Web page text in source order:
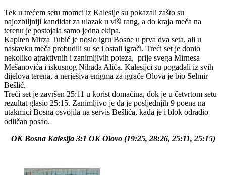
Tek u trećem setu momci iz Kalesije su pokazali zašto su
najozbiljniji kandidat za ulazak u viši rang, a do kraja meča na
terenu je postojala samo jedna ekipa.
Kapiten Mirza Tubić je nosio igru Bosne u prva dva seta, ali u
nastavku meča probudili su se i ostali igrači. Treći set je donio
nekoliko atraktivnih i zanimljivih poteza, prije svega Mirnesa
Mešanovića i iskusnog Nihada Alića. Kalesijci su pogađali iz svih
dijelova terena, a nerješiva enigma za igrače Olova je bio Selmir
Bešlić.
Treći set je završen 25:11 u korist domaćina, dok je u četvrtom setu
rezultat glasio 25:15. Zanimljivo je da je posljednjih 9 poena na
utakmici Bosna osvojila na servis Bešlića, kada je i blok odradio
odličan posao.
OK Bosna Kalesija 3:1 OK Olovo (19:25, 28:26, 25:11, 25:15)